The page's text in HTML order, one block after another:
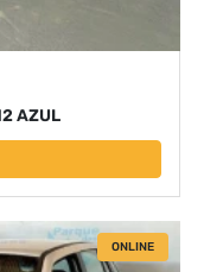
AZUL
ONLINE